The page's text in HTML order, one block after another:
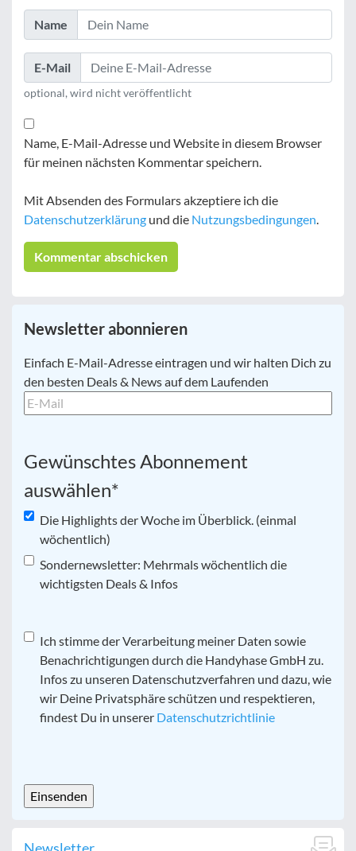
Name
E-Mail
optional, wird nicht veröffentlicht
Name, E-Mail-Adresse und Website in diesem Browser
für meinen nächsten Kommentar speichern.
Mit Absenden des Formulars akzeptiere ich die
Datenschutzerklärung und die Nutzungsbedingungen
Newsletter abonnieren
E-
Mail *
Einfach E-Mail-Adresse eintragen und wir halten Dich zu
den besten Deals & News auf dem Laufenden
Gewünschtes Abonnement
auswählen*
Die Highlights der Woche im Überblick. (einmal
wöchentlich)
Sondernewsletter: Mehrmals wöchentlich die
wichtigsten Deals & Infos
Datenschutz*
Ich stimme der Verarbeitung meiner Daten sowie
Benachrichtigungen durch die Handyhase GmbH zu.
Infos zu unseren Datenschutzverfahren und dazu, wie
wir Deine Privatsphäre schützen und respektieren,
findest Du in unserer Datenschutzrichtlinie